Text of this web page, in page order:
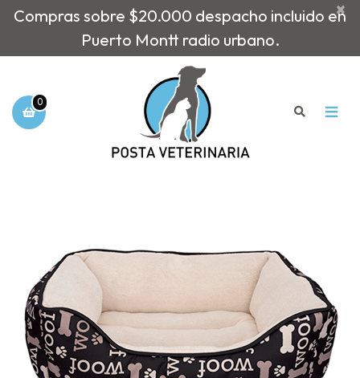
Compras sobre $20.000 despacho incluido en
Puerto Montt radio urbano.
×
0